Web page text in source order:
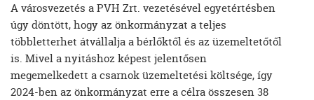
A városvezetés a PVH Zrt. vezetésével egyetértésben
úgy döntött, hogy az önkormányzat a teljes
többletterhet átvállalja a bérlőktől és az üzemeltetőtől
is. Mivel a nyitáshoz képest jelentősen
megemelkedett a csarnok üzemeltetési költsége, így
2024-ben az önkormányzat erre a célra összesen 38